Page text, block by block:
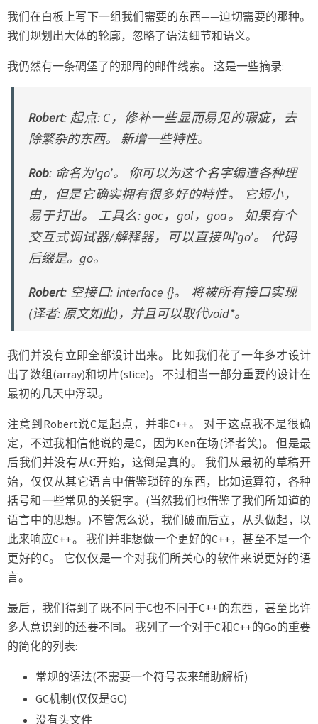
我们在白板上写下一组我们需要的东西——迫切需要的那种。
我们规划出大体的轮廓，忽略了语法细节和语义。
我仍然有一条碉堡了的那周的邮件线索。 这是一些摘录:
Robert: 起点: C，修补一些显而易见的瑕疵，去
除繁杂的东西。 新增一些特性。
Rob: 命名为’go’。 你可以为这个名字编造各种理
由，但是它确实拥有很多好的特性。 它短小，
易于打出。 工具么: goc，gol，goa。 如果有个
交互式调试器/解释器，可以直接叫’go’。 代码
后缀是。go。
Robert: 空接口: interface {}。 将被所有接口实现
(译者: 原文如此)，并且可以取代void*。
我们并没有立即全部设计出来。 比如我们花了一年多才设计
出了数组(array)和切片(slice)。 不过相当一部分重要的设计在
最初的几天中浮现。
注意到Robert说C是起点，并非C++。 对于这点我不是很确
定，不过我相信他说的是C，因为Ken在场(译者笑)。 但是最
后我们并没有从C开始，这倒是真的。 我们从最初的草稿开
始，仅仅从其它语言中借鉴琐碎的东西，比如运算符，各种
括号和一些常见的关键字。(当然我们也借鉴了我们所知道的
语言中的思想。)不管怎么说，我们破而后立，从头做起，以
此来响应C++。 我们并非想做一个更好的C++，甚至不是一个
更好的C。 它仅仅是一个对我们所关心的软件来说更好的语
言。
最后，我们得到了既不同于C也不同于C++的东西，甚至比许
多人意识到的还要不同。 我列了一个对于C和C++的Go的重要
的简化的列表:
常规的语法(不需要一个符号表来辅助解析)
GC机制(仅仅是GC)
没有头文件